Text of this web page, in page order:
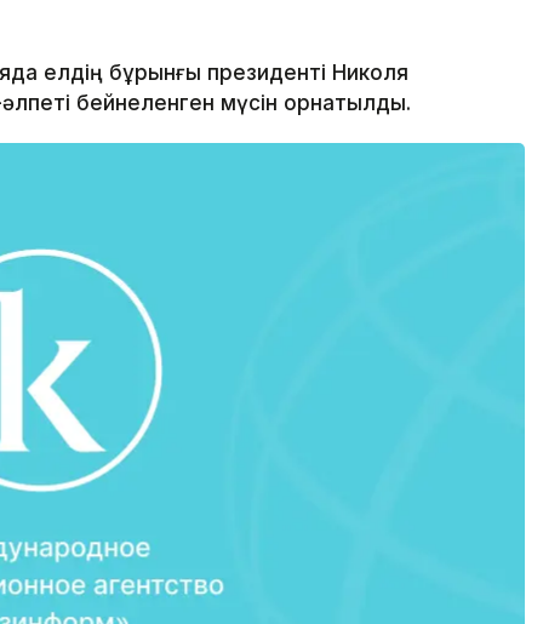
елдің бұрынғы президенті Николя
бейнеленген мүсін орнатылды.